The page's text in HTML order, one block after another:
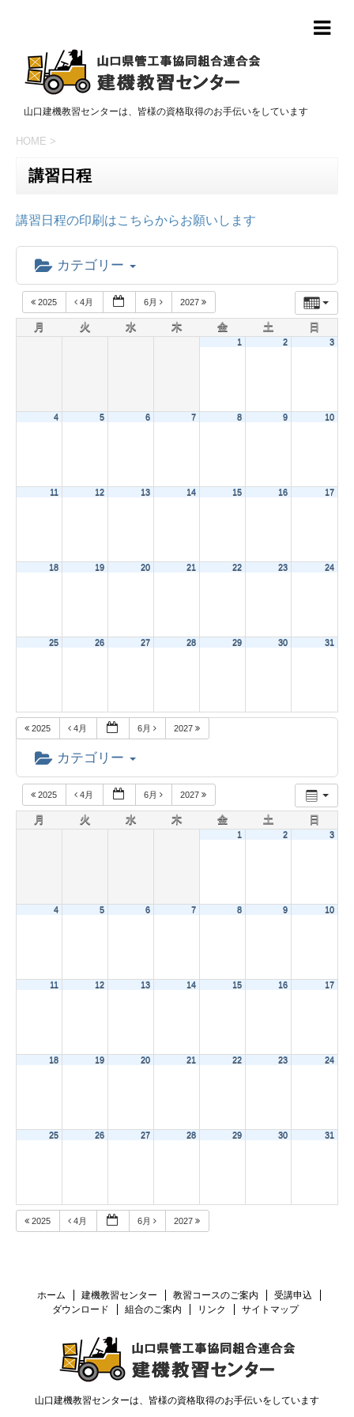
山口建機教習センターは、皆様の資格取得のお手伝いをしています
HOME >
講習日程
講習日程の印刷はこちらからお願いします
カテゴリー
2025 4月 6月 2027
月 火 水 木 金 土 日
1 2 3
4 5 6 7 8 9 10
11 12 13 14 15 16 17
18 19 20 21 22 23 24
25 26 27 28 29 30 31
2025 4月 6月 2027
カテゴリー
2025 4月 6月 2027
月 火 水 木 金 土 日
1 2 3
4 5 6 7 8 9 10
11 12 13 14 15 16 17
18 19 20 21 22 23 24
25 26 27 28 29 30 31
2025 4月 6月 2027
ホーム 建機教習センター 教習コースのご案内
受講申込
ダウンロード
組合のご案内 リンク サイトマップ
山口建機教習センターは、皆様の資格取得のお手伝いをしています